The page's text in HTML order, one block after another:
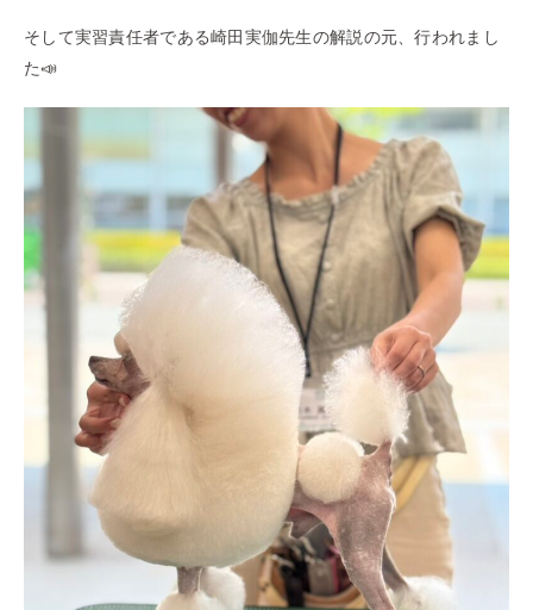
そして実習責任者である崎田実伽先生の解説の元、行われまし
た📣